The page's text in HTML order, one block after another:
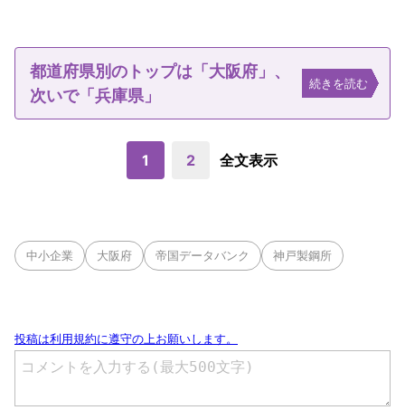
都道府県別のトップは「大阪府」、
次いで「兵庫県」
続きを読む
1 2 全文表示
中小企業 大阪府 帝国データバンク 神戸製鋼所